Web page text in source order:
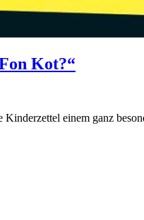
Kot?“
einem ganz